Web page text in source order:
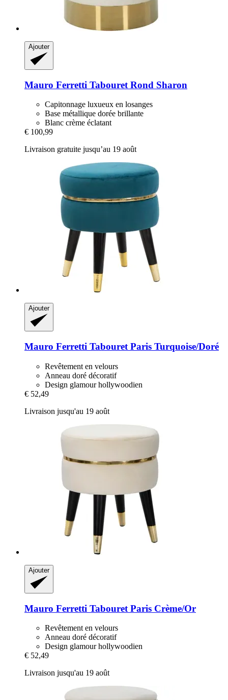
Ajouter
Mauro Ferretti Tabouret Rond Sharon
Capitonnage luxueux en losanges
Base métallique dorée brillante
Blanc crème éclatant
€ 100,99
Livraison gratuite jusqu’au 19 août
Ajouter
Mauro Ferretti Tabouret Paris Turquoise/Doré
Revêtement en velours
Anneau doré décoratif
Design glamour hollywoodien
€ 52,49
Livraison jusqu'au 19 août
Ajouter
Mauro Ferretti Tabouret Paris Crème/Or
Revêtement en velours
Anneau doré décoratif
Design glamour hollywoodien
€ 52,49
Livraison jusqu'au 19 août